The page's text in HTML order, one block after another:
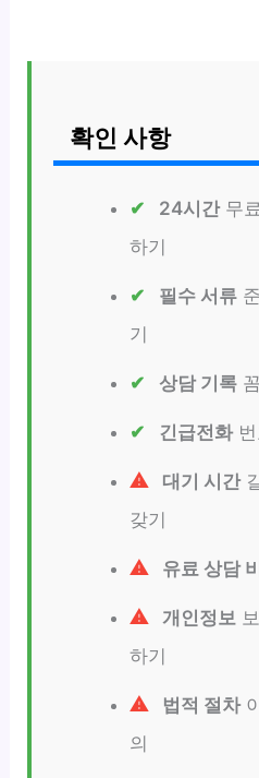
확인 사항
24시간무
하기
필수 서류
기
상담 기록
긴급전화번
대기 시간
갖기
유료 상담
개인정보
하기
법적 절차
의